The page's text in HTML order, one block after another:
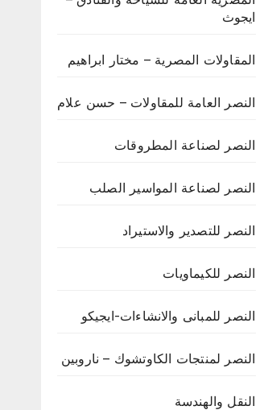
ايجوث
المقاولات المصرية – مختار ابراهيم
النصر العامة للمقاولات – حسن علام
النصر لصناعة المطروقات
النصر لصناعة المواسير الصلب
النصر للتصدير والاستيراد
النصر للكيماويات
النصر للمبانى والانشاءات-ايجيكو
النصر لمنتجات الكاوتشوك – ناروبين
النقل والهندسة